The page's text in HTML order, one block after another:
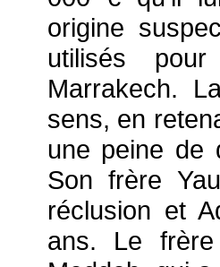
origine
utilisés
Marrakech.
sens, en
une peine de
Son frère
réclusion et
ans. Le